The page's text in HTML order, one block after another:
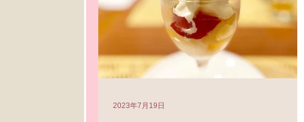
2023年7月19日